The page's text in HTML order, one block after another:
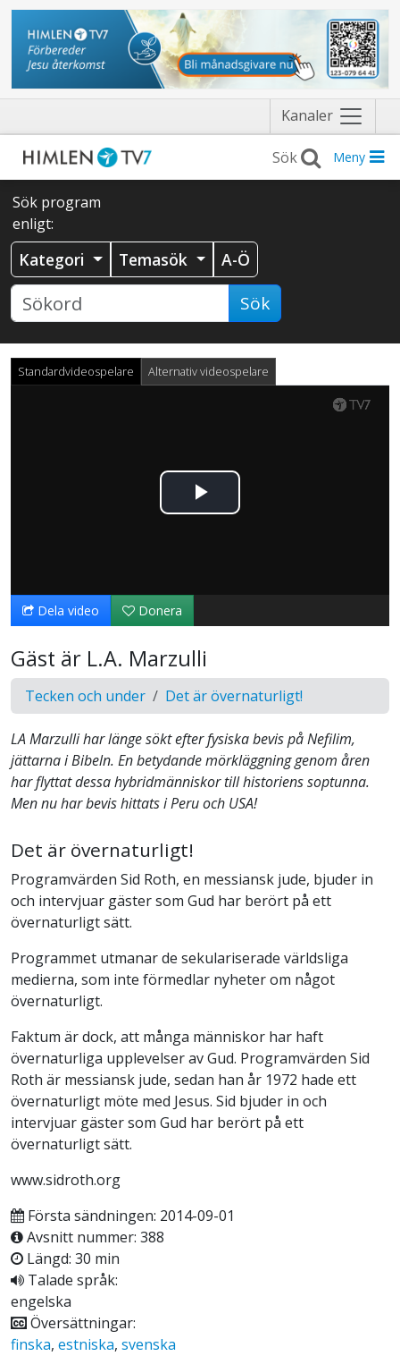
Kanaler Näytä
valikko
Meny
Sök program
enligt:
Kategori Temasök A-Ö
Sök
Standardvideospelare Alternativ videospelare
Spela
Dela video Donera
Gäst är L.A. Marzulli
Tecken och under Det är övernaturligt!
LA Marzulli har länge sökt efter fysiska bevis på Nefilim,
jättarna i Bibeln. En betydande mörkläggning genom åren
har flyttat dessa hybridmänniskor till historiens soptunna.
Men nu har bevis hittats i Peru och USA!
Det är övernaturligt!
Programvärden Sid Roth, en messiansk jude, bjuder in
och intervjuar gäster som Gud har berört på ett
övernaturligt sätt.
Programmet utmanar de sekulariserade världsliga
medierna, som inte förmedlar nyheter om något
övernaturligt.
Faktum är dock, att många människor har haft
övernaturliga upplevelser av Gud. Programvärden Sid
Roth är messiansk jude, sedan han år 1972 hade ett
övernaturligt möte med Jesus. Sid bjuder in och
intervjuar gäster som Gud har berört på ett
övernaturligt sätt.
www.sidroth.org
Första sändningen: 2014-09-01
Avsnitt nummer: 388
Längd: 30 min
Talade språk:
engelska
Översättningar:
finska, estniska, svenska